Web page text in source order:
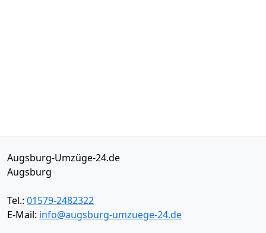
Augsburg-Umzüge-24.de
Augsburg
Tel.: 01579-2482322
E-Mail: info@augsburg-umzuege-24.de